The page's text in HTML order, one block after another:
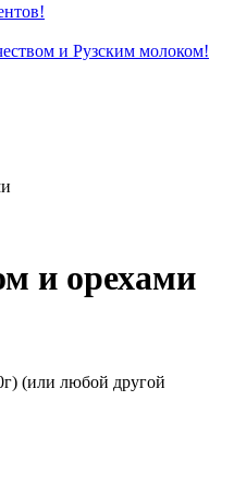
и Рузским молоком!
и орехами
(или любой другой